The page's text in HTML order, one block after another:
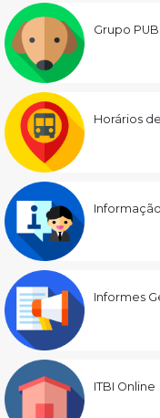
Grupo
Horários
Informes
ITBI Online